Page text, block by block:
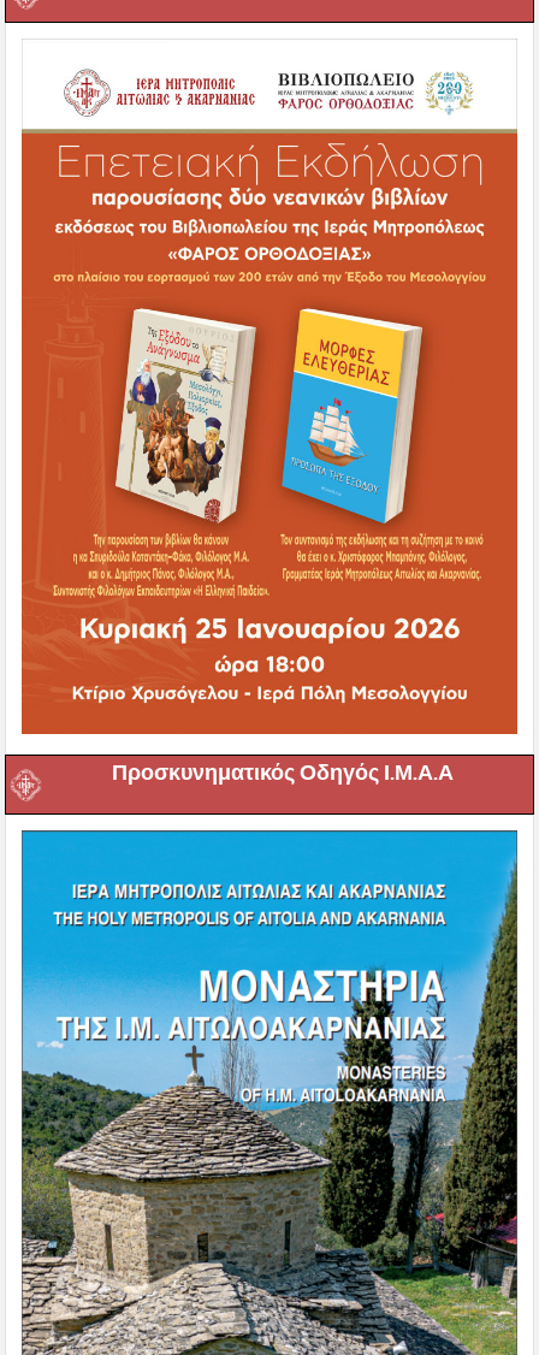
Προσκυνηματικός Οδηγός Ι.Μ.Α.Α